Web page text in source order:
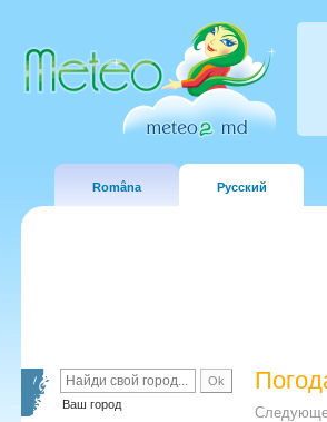
Româna Русский
Ваш город